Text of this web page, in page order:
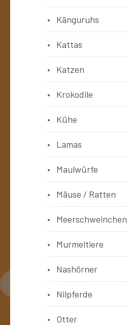
Känguruhs
Kattas
Katzen
Krokodile
Kühe
Lamas
Maulwürfe
Mäuse / Ratten
Meerschweinchen
Murmeltiere
Nashörner
Nilpferde
Otter